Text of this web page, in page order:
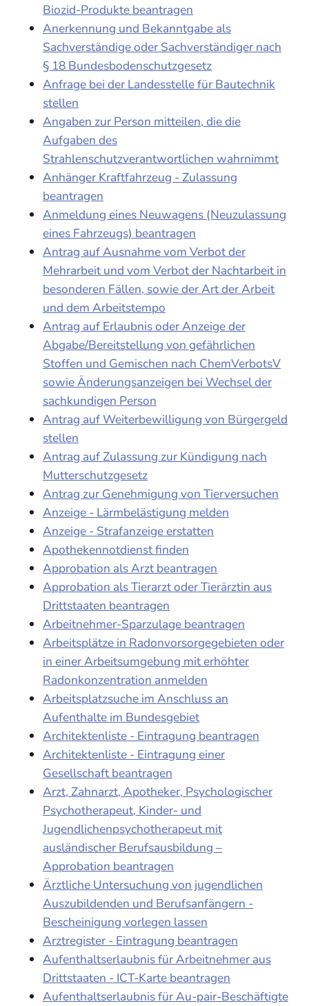
Biozid-Produkte beantragen
Anerkennung und Bekanntgabe als
Sachverständige oder Sachverständiger nach
§ 18 Bundesbodenschutzgesetz
Anfrage bei der Landesstelle für Bautechnik
stellen
Angaben zur Person mitteilen, die die
Aufgaben des
Strahlenschutzverantwortlichen wahrnimmt
Anhänger Kraftfahrzeug - Zulassung
beantragen
Anmeldung eines Neuwagens (Neuzulassung
eines Fahrzeugs) beantragen
Antrag auf Ausnahme vom Verbot der
Mehrarbeit und vom Verbot der Nachtarbeit in
besonderen Fällen, sowie der Art der Arbeit
und dem Arbeitstempo
Antrag auf Erlaubnis oder Anzeige der
Abgabe/Bereitstellung von gefährlichen
Stoffen und Gemischen nach ChemVerbotsV
sowie Änderungsanzeigen bei Wechsel der
sachkundigen Person
Antrag auf Weiterbewilligung von Bürgergeld
stellen
Antrag auf Zulassung zur Kündigung nach
Mutterschutzgesetz
Antrag zur Genehmigung von Tierversuchen
Anzeige - Lärmbelästigung melden
Anzeige - Strafanzeige erstatten
Apothekennotdienst finden
Approbation als Arzt beantragen
Approbation als Tierarzt oder Tierärztin aus
Drittstaaten beantragen
Arbeitnehmer-Sparzulage beantragen
Arbeitsplätze in Radonvorsorgegebieten oder
in einer Arbeitsumgebung mit erhöhter
Radonkonzentration anmelden
Arbeitsplatzsuche im Anschluss an
Aufenthalte im Bundesgebiet
Architektenliste - Eintragung beantragen
Architektenliste - Eintragung einer
Gesellschaft beantragen
Arzt, Zahnarzt, Apotheker, Psychologischer
Psychotherapeut, Kinder- und
Jugendlichenpsychotherapeut mit
ausländischer Berufsausbildung –
Approbation beantragen
Ärztliche Untersuchung von jugendlichen
Auszubildenden und Berufsanfängern -
Bescheinigung vorlegen lassen
Arztregister - Eintragung beantragen
Aufenthaltserlaubnis für Arbeitnehmer aus
Drittstaaten - ICT-Karte beantragen
Aufenthaltserlaubnis für Au-pair-Beschäftigte